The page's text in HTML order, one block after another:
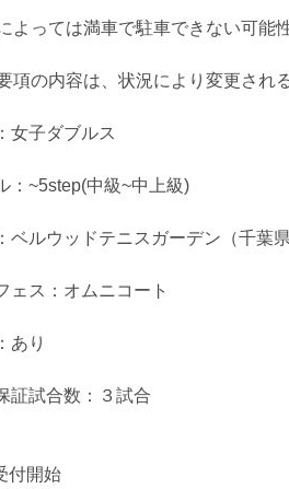
よっては満車で駐車できない可能
項の内容は、状況により変更され
女子ダブルス
：~5step(中級~中上級)
ベルウッドテニスガーデン（千葉県
ェス：オムニコート
あり
証試合数：３試合
付開始